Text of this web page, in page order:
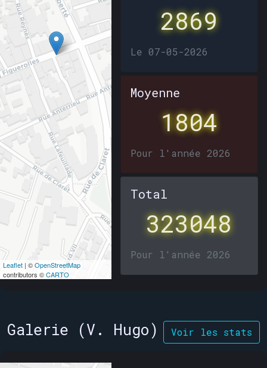
Leaflet | ©OpenStreetMap
contributors ©CARTO
2869
Le 07-05-2026
Moyenne
1804
Pour l'année 2026
Total
323048
Pour l'année 2026
Voir les stats
Galerie (V. Hugo)